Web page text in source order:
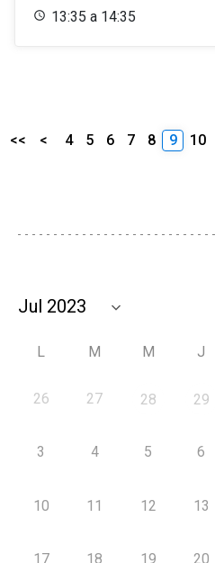
13:35 a 14:35
<< < 4 5 6 7 8 9 10
L M M J
26 27 28 29
3 4 5 6
10 11 12 13
17 18 19 20